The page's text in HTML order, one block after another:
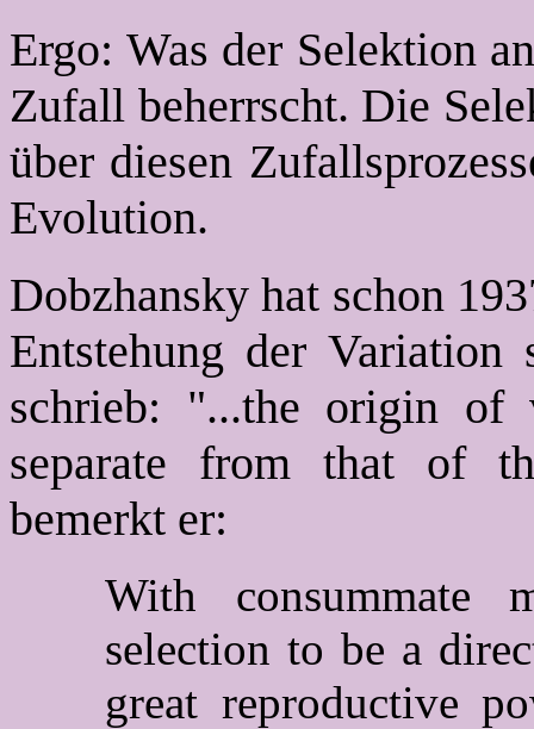
Ergo: Was der Selektion
Zufall beherrscht. Die
über diesen
Evolution.
Dobzhansky hat schon
Entstehung der
schrieb: "...the origin of
separate from that of
bemerkt er:
With consummate
selection to be a
great reproductive